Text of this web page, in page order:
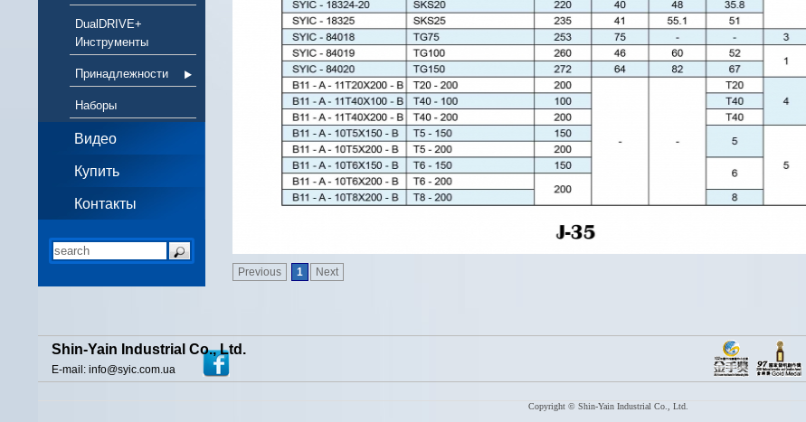
DualDRIVE+
Инструменты
Принадлежности
Наборы
Видео
Купить
Контакты
Previous 1 Next
Shin-Yain Industrial Co., Ltd.
E-mail: info@syic.com.ua
Copyright © Shin-Yain Industrial Co., Ltd.